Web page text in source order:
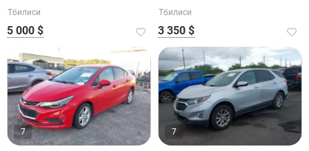
Тбилиси
5 000 $
Тбилиси
3 350 $
7 7